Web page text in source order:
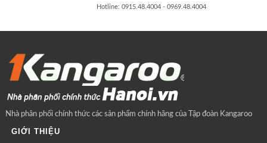
Hotline: 0915.48.4004 - 0969.48.4004
Nhà phân phối chính thức các sản phẩm chính hãng của Tập đoàn Kangaroo
GIỚI THIỆU